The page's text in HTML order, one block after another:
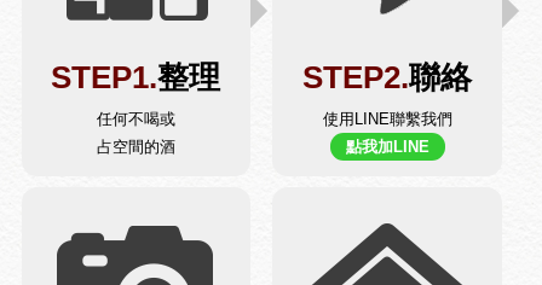
STEP1.整理
任何不喝或
占空間的酒
STEP2.聯絡
使用LINE聯繫我們
點我加LINE